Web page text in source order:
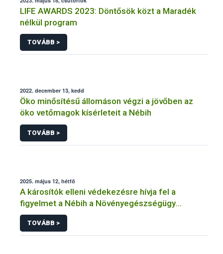
LIFE AWARDS 2023: Döntősök közt a Maradék
nélkül program
TOVÁBB >
2022. december 13, kedd
Öko minősítésű állomáson végzi a jövőben az
öko vetőmagok kísérleteit a Nébih
TOVÁBB >
2025. május 12, hétfő
A károsítók elleni védekezésre hívja fel a
figyelmet a Nébih a Növényegészségügy
Nemzetközi Napja alkalmából
TOVÁBB >